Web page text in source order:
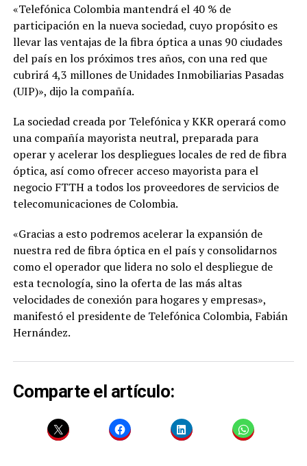
«Telefónica Colombia mantendrá el 40 % de
participación en la nueva sociedad, cuyo propósito es
llevar las ventajas de la fibra óptica a unas 90 ciudades
del país en los próximos tres años, con una red que
cubrirá 4,3 millones de Unidades Inmobiliarias Pasadas
(UIP)», dijo la compañía.
La sociedad creada por Telefónica y KKR operará como
una compañía mayorista neutral, preparada para
operar y acelerar los despliegues locales de red de fibra
óptica, así como ofrecer acceso mayorista para el
negocio FTTH a todos los proveedores de servicios de
telecomunicaciones de Colombia.
«Gracias a esto podremos acelerar la expansión de
nuestra red de fibra óptica en el país y consolidarnos
como el operador que lidera no solo el despliegue de
esta tecnología, sino la oferta de las más altas
velocidades de conexión para hogares y empresas»,
manifestó el presidente de Telefónica Colombia, Fabián
Hernández.
Comparte el artículo: